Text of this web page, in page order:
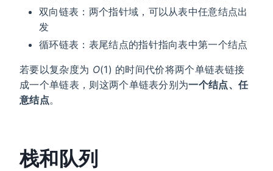
双向链表：两个指针域，可以从表中任意结点出
发
循环链表：表尾结点的指针指向表中第一个结点
若要以复杂度为 O(1) 的时间代价将两个单链表链接
成一个单链表，则这两个单链表分别为一个结点、任
意结点。
栈和队列